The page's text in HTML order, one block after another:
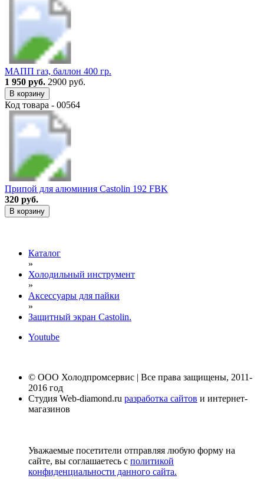
МАПП газ, баллон 400 гр.
1 950 руб. 2900 руб.
В корзину
Код товара - 00564
Припой для алюминия Castolin 192 FBK
320 руб.
В корзину
Каталог
»
Холодильный инструмент
»
Аксессуары для пайки
»
Защитный экран Castolin.
Youtube
© ООО Холодпромсервис | Все права защищены, 2011-
2016 год
Студия Web-diamond.ru разработка сайтов и интернет-
магазинов
Уважаемые посетители отправляя любую форму на
сайте, вы соглашаетесь с политикой
конфиденциальности данного сайта.